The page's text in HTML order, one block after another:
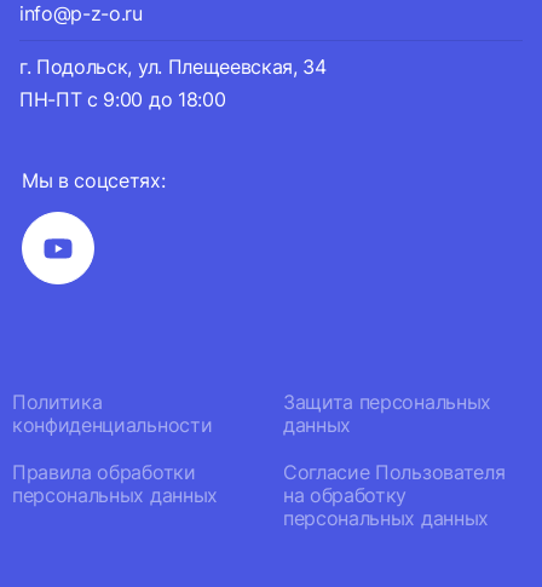
Мы в соцсетях:
info@p-z-o.ru
г. Подольск, ул. Плещеевская, 34
ПН-ПТ с 9:00 до 18:00
Политика
конфиденциальности
Защита персональных
данных
Правила обработки
персональных данных
Согласие Пользователя
на обработку
персональных данных